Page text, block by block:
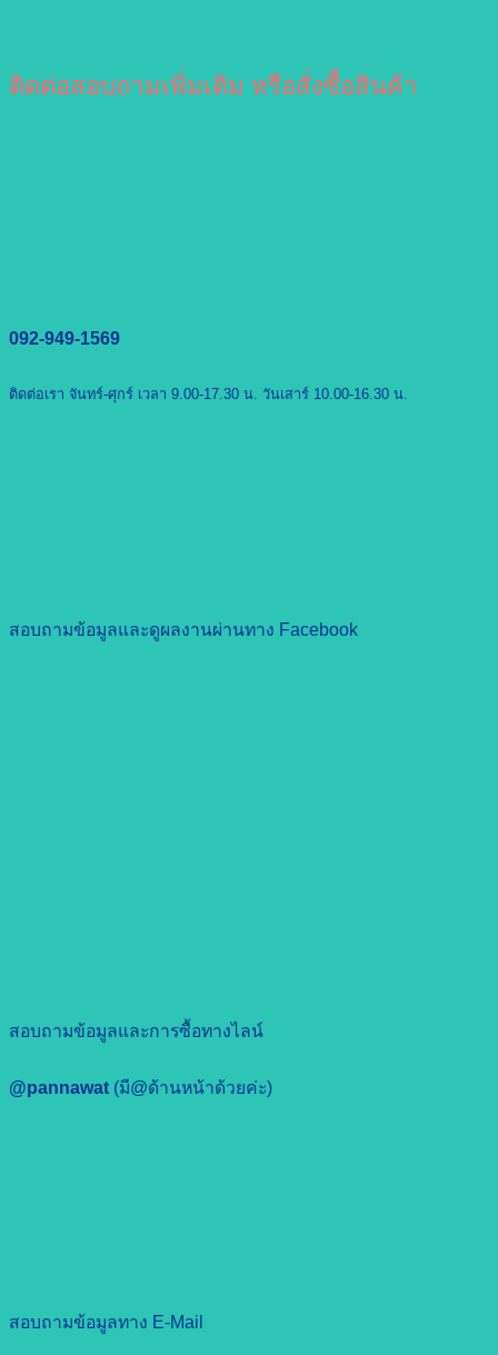
ติดต่อสอบถามเพิ่มเติม หรือสั่งซื้อสินค้า
092-949-1569
ติดต่อเรา จันทร์-ศุกร์ เวลา 9.00-17.30 น. วันเสาร์ 10.00-16.30 น.
สอบถามข้อมูลและดูผลงานผ่านทาง Facebook
สอบถามข้อมูลและการซื้อทางไลน์
@pannawat (มี@ด้านหน้าด้วยค่ะ)
สอบถามข้อมูลทาง E-Mail